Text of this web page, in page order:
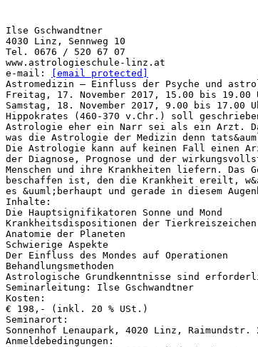
Ilse Gschwandtner
4030 Linz, Sennweg 10
Tel. 0676 / 520 67 07
www.astrologieschule-linz.at
e-mail:
[email protected]
Astromedizin – Einfluss der Psyche und
Freitag, 17. November 2017, 15.00 bis 19.00
Samstag, 18. November 2017, 9.00 bis 17.00
Hippokrates (460-370 v.Chr.) soll
Astrologie eher ein Narr sei als ein Arzt.
was die Astrologie der Medizin denn
Die Astrologie kann auf keinen Fall einen
der Diagnose, Prognose und der
Menschen und ihre Krankheiten liefern. Das
beschaffen ist, den die Krankheit ereilt,
es &uuml;berhaupt und gerade in diesem
Inhalte:
Die Hauptsignifikatoren Sonne und Mond
Krankheitsdispositionen der Tierkreiszeichen
Anatomie der Planeten
Schwierige Aspekte
Der Einfluss des Mondes auf Operationen
Behandlungsmethoden
Astrologische Grundkenntnisse sind
Seminarleitung: Ilse Gschwandtner
Kosten:
€ 198,- (inkl. 20 % USt.)
Seminarort:
Sonnenhof Lenaupark, 4020 Linz, Raimundstr.
Anmeldebedingungen: